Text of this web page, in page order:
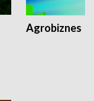
Agrobiznes